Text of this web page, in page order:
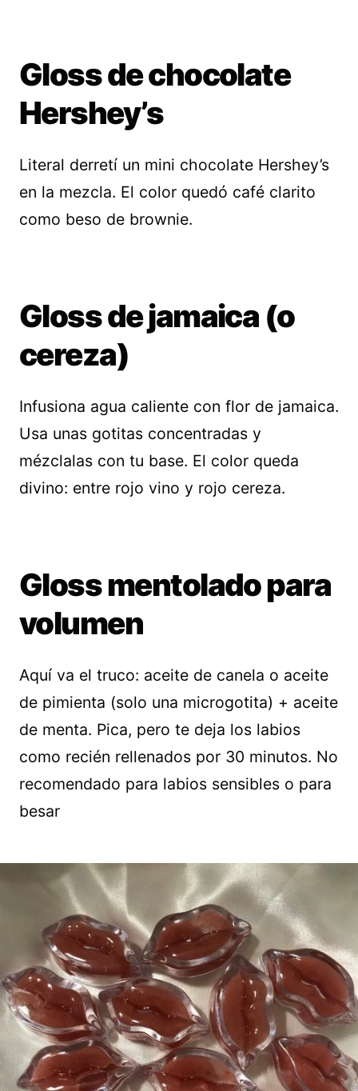
Gloss de chocolate
Hershey’s
Literal derretí un mini chocolate Hershey’s
en la mezcla. El color quedó café clarito
como beso de brownie.
Gloss de jamaica (o
cereza)
Infusiona agua caliente con flor de jamaica.
Usa unas gotitas concentradas y
mézclalas con tu base. El color queda
divino: entre rojo vino y rojo cereza.
Gloss mentolado para
volumen
Aquí va el truco: aceite de canela o aceite
de pimienta (solo una microgotita) + aceite
de menta. Pica, pero te deja los labios
como recién rellenados por 30 minutos. No
recomendado para labios sensibles o para
besar